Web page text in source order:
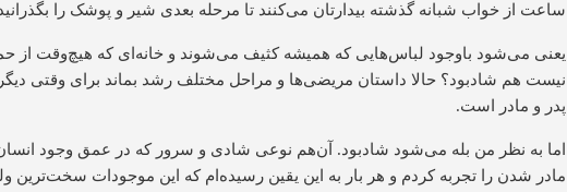
ساعت از خواب شبانه گذشته بیدارتان می‌کنند تا مرحله بعدی شیر و پوشک را
یعنی می‌شود باوجود لباس‌هایی که همیشه کثیف می‌شوند و خانه‌ای که هیچ‌وقت از
نیست هم شادبود؟ حالا داستان مریضی‌ها و مراحل مختلف رشد بماند برای وقتی
پدر و مادر است.
اما به نظر من بله می‌شود شادبود. آن‌هم نوعی شادی و سرور که در عمق وجود
مادر شدن را تجربه کردم و هر بار به این یقین رسیده‌ام که این موجودات